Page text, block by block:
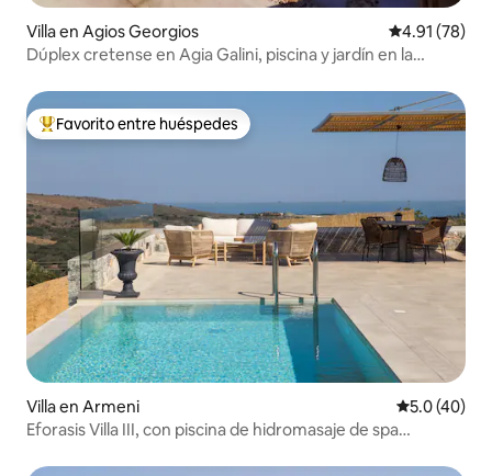
Villa en Agios Georgios Calificación
4.91 (78)
Dúplex cretense en Agia Galini, piscina y jardín en la
Favorito entre huéspedes preferido
Favorito entre huéspedes
Villa en Armeni Calificación
5.0 (40)
Eforasis Villa III, con piscina de hidromasaje de spa